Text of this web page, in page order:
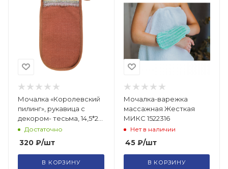
Мочалка «Королевский
пилинг», рукавица с
декором- тесьма, 14,5*25
см, в ассортименте 3
цвета "Банны
Достаточно
320 ₽/шт
В КОРЗИНУ
Мочалка-варежка
массажная Жесткая
МИКС 1522316
Нет в наличии
45₽/шт
В КОРЗИНУ